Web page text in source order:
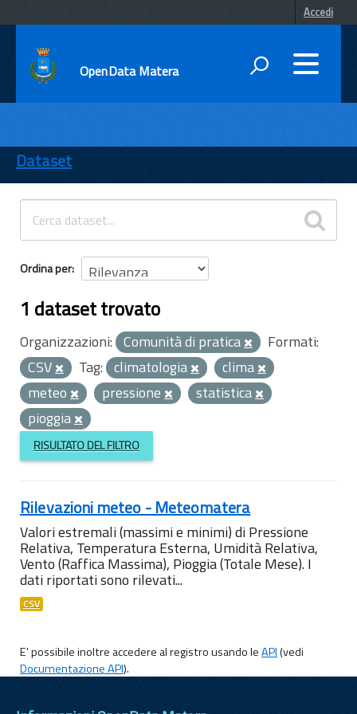
Accedi
OpenData Matera
ENTI
TEMI
INFORMAZIONI
Dataset
Ordina per
1 dataset trovato
Organizzazioni: Comunità di pratica
Formati:
CSV
Tag: climatologia
clima
meteo
pressione
statistica
pioggia
RISULTATO DEL FILTRO
Rilevazioni meteo - Meteomatera
Valori estremali (massimi e minimi) di Pressione
Relativa, Temperatura Esterna, Umidità Relativa,
Vento (Raffica Massima), Pioggia (Totale Mese). I
dati riportati sono rilevati...
CSV
E' possibile inoltre accedere al registro usando leAPI(vedi
Documentazione API).